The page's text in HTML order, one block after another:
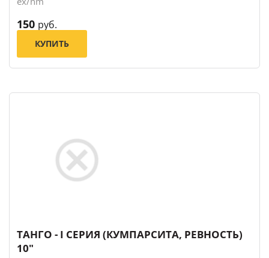
150 руб.
КУПИТЬ
ТАНГО - I СЕРИЯ (КУМПАРСИТА, РЕВНОСТЬ)
10"